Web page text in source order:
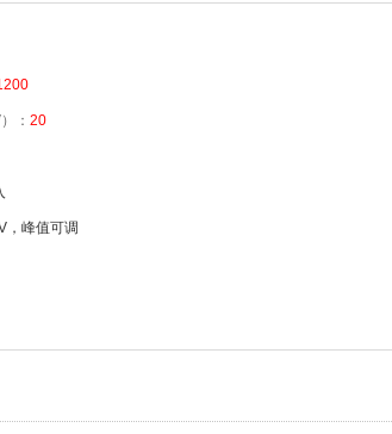
： 20
，峰值可调